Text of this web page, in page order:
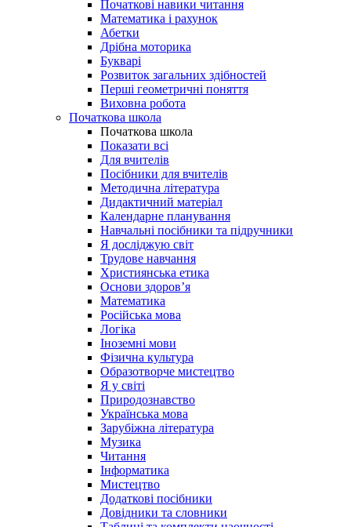
Початкові навики читання
Математика і рахунок
Абетки
Дрібна моторика
Букварі
Розвиток загальних здібностей
Перші геометричні поняття
Виховна робота
Початкова школа
Початкова школа
Показати всі
Для вчителів
Посібники для вчителів
Методична література
Дидактичний матеріал
Календарне планування
Навчальні посібники та підручники
Я досліджую світ
Трудове навчання
Християнська етика
Основи здоров’я
Математика
Російська мова
Логіка
Іноземні мови
Фізична культура
Образотворче мистецтво
Я у світі
Природознавство
Українська мова
Зарубіжна література
Музика
Читання
Інформатика
Мистецтво
Додаткові посібники
Довідники та словники